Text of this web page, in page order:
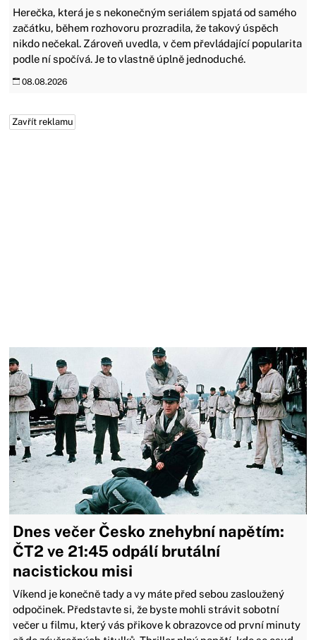
Herečka, která je s nekonečným seriálem spjatá od samého
začátku, během rozhovoru prozradila, že takový úspěch
nikdo nečekal. Zároveň uvedla, v čem převládající popularita
podle ní spočívá. Je to vlastně úplně jednoduché.
08.08.2026
Zavřít reklamu
Dnes večer Česko znehybní napětím:
ČT2 ve 21:45 odpálí brutální
nacistickou misi
Víkend je konečně tady a vy máte před sebou zasloužený
odpočinek. Představte si, že byste mohli strávit sobotní
večer u filmu, který vás přikove k obrazovce od první minuty